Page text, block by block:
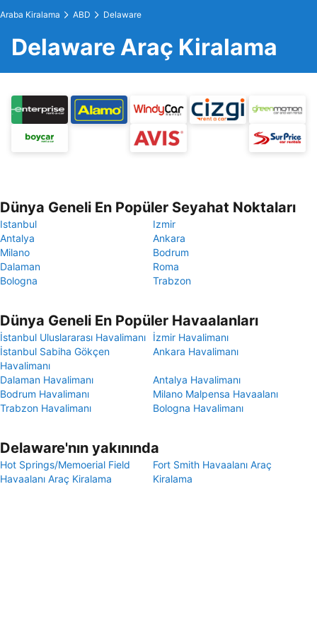
Araba Kiralama ABD Delaware
Delaware Araç Kiralama
Dünya Geneli En Popüler Seyahat Noktaları
Istanbul
Izmir
Antalya
Ankara
Milano
Bodrum
Dalaman
Roma
Bologna
Trabzon
Dünya Geneli En Popüler Havaalanları
İstanbul Uluslararası Havalimanı
İzmir Havalimanı
İstanbul Sabiha Gökçen
Havalimanı
Ankara Havalimanı
Dalaman Havalimanı
Antalya Havalimanı
Bodrum Havalimanı
Milano Malpensa Havaalanı
Trabzon Havalimanı
Bologna Havalimanı
Delaware'nın yakınında
Hot Springs/Memoerial Field
Havaalanı Araç Kiralama
Fort Smith Havaalanı Araç
Kiralama